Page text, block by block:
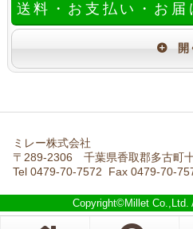
送料・お支払い・お届
ミレー株式会社
〒289-2306 千葉県香取郡多古町
Tel 0479-70-7572 Fax 0479-70-
Copyright©Millet Co.,Ltd.